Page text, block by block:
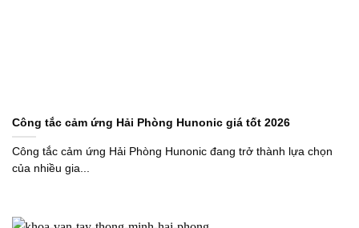
Công tắc cảm ứng Hải Phòng Hunonic giá tốt 2026
Công tắc cảm ứng Hải Phòng Hunonic đang trở thành lựa chọn
của nhiều gia...